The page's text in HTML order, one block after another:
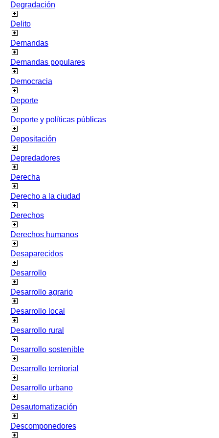
Degradación
Delito
Demandas
Demandas populares
Democracia
Deporte
Deporte y políticas públicas
Depositación
Depredadores
Derecha
Derecho a la ciudad
Derechos
Derechos humanos
Desaparecidos
Desarrollo
Desarrollo agrario
Desarrollo local
Desarrollo rural
Desarrollo sostenible
Desarrollo territorial
Desarrollo urbano
Desautomatización
Descomponedores